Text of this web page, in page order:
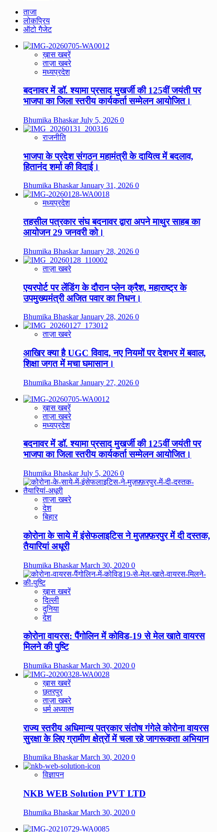
ताजा
लोकप्रिय
ऑटो गैजेट
ख़ास खबरें
ताज़ा खबरे
मध्यप्रदेश
बदनावर में डॉ. श्यामा प्रसाद मुखर्जी की 125वीं जयंती पर
भाजपा का जिला स्तरीय कार्यकर्ता सम्मेलन आयोजित।
Bhumika BhaskarJuly 5, 2026 0
राजनीति
भाजपा के प्रदेश संगठन महामंत्री के दायित्व में बदलाव,
हितानंद शर्मा की विदाई।
Bhumika BhaskarJanuary 31, 2026 0
मध्यप्रदेश
तहसील पत्रकार संघ बदनावर द्वारा अपने माथुर साहब का
आयोजन 29 जनवरी को।
Bhumika BhaskarJanuary 28, 2026 0
ताज़ा खबरे
एयरपोर्ट पर लेंडिंग के दौरान प्लेन क्रैश, महाराष्ट्र के
उपमुख्यमंत्री अजित पवार का निधन।
Bhumika BhaskarJanuary 28, 2026 0
ताज़ा खबरे
आखिर क्या है UGC विवाद, नए नियमों पर देशभर में बवाल,
शिक्षा जगत में मचा घमासान।
Bhumika BhaskarJanuary 27, 2026 0
ख़ास खबरें
ताज़ा खबरे
मध्यप्रदेश
बदनावर में डॉ. श्यामा प्रसाद मुखर्जी की 125वीं जयंती पर
भाजपा का जिला स्तरीय कार्यकर्ता सम्मेलन आयोजित।
Bhumika BhaskarJuly 5, 2026 0
ताज़ा खबरे
देश
बिहार
कोरोना के साये में इंसेफलाइटिस ने मुज़फ़्फ़रपुर में दी दस्तक,
तैयारियां अधूरी
Bhumika BhaskarMarch 30, 2020 0
ख़ास खबरें
दिल्ली
दुनिया
देश
कोरोना वायरस: पैंगोलिन में कोविड-19 से मेल खाते वायरस
मिलने की पुष्टि
Bhumika BhaskarMarch 30, 2020 0
ख़ास खबरें
छतरपुर
ताज़ा खबरे
धर्म अध्यात्म
राज्य स्तरीय अधिमान्य पत्रकार संतोष गंगेले कोरोना वायरस
सुरक्षा के लिए ग्रामीण क्षेत्रों में चला रहे जागरूकता अभियान
Bhumika BhaskarMarch 30, 2020 0
विज्ञापन
NKB WEB Solution PVT LTD
Bhumika BhaskarMarch 30, 2020 0